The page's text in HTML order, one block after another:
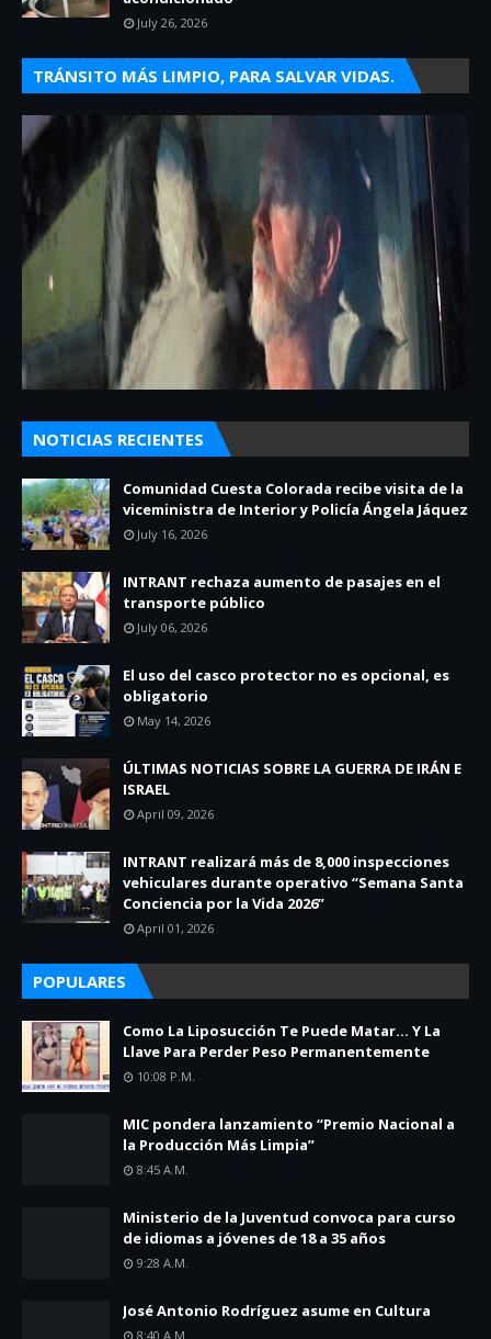
July 26, 2026
TRÁNSITO MÁS LIMPIO, PARA SALVAR VIDAS.
NOTICIAS RECIENTES
Comunidad Cuesta Colorada recibe visita de la
viceministra de Interior y Policía Ángela Jáquez
July 16, 2026
INTRANT rechaza aumento de pasajes en el
transporte público
July 06, 2026
El uso del casco protector no es opcional, es
obligatorio
May 14, 2026
ÚLTIMAS NOTICIAS SOBRE LA GUERRA DE IRÁN E
ISRAEL
April 09, 2026
INTRANT realizará más de 8,000 inspecciones
vehiculares durante operativo “Semana Santa
Conciencia por la Vida 2026”
April 01, 2026
POPULARES
Como La Liposucción Te Puede Matar… Y La
Llave Para Perder Peso Permanentemente
10:08 P.m.
MIC pondera lanzamiento “Premio Nacional a
la Producción Más Limpia”
8:45 A.m.
Ministerio de la Juventud convoca para curso
de idiomas a jóvenes de 18 a 35 años
9:28 A.m.
José Antonio Rodríguez asume en Cultura
8:40 A.m.